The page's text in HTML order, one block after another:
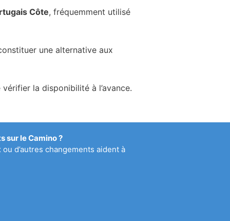
Côte, fréquemment utilisé
une alternative aux
la disponibilité à l’avance.
sur le Camino ?
d’autres changements aident à